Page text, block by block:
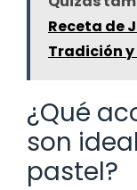
Receta de
Tradición y
¿Qué
son
pastel?